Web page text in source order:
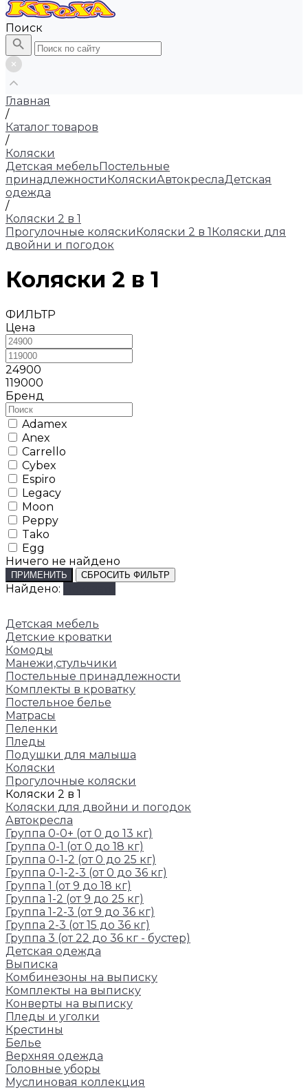
Поиск
Главная
/
Каталог товаров
/
Коляски
Детская мебельПостельные
принадлежностиКоляскиАвтокреслаДетская
одежда
/
Коляски 2 в 1
Прогулочные коляскиКоляски 2 в 1Коляски для
двойни и погодок
Коляски 2 в 1
ФИЛЬТР
Цена
24900
119000
Бренд
Adamex
Anex
Carrello
Cybex
Espiro
Legacy
Moon
Peppy
Tako
Egg
Ничего не найдено
ПРИМЕНИТЬ СБРОСИТЬ ФИЛЬТР
Найдено:
Детская мебель
Детские кроватки
Комоды
Манежи,стульчики
Постельные принадлежности
Комплекты в кроватку
Постельное белье
Матрасы
Пеленки
Пледы
Подушки для малыша
Коляски
Прогулочные коляски
Коляски 2 в 1
Коляски для двойни и погодок
Автокресла
Группа 0-0+ (от 0 до 13 кг)
Группа 0-1 (от 0 до 18 кг)
Группа 0-1-2 (от 0 до 25 кг)
Группа 0-1-2-3 (от 0 до 36 кг)
Группа 1 (от 9 до 18 кг)
Группа 1-2 (от 9 до 25 кг)
Группа 1-2-3 (от 9 до 36 кг)
Группа 2-3 (от 15 до 36 кг)
Группа 3 (от 22 до 36 кг - бустер)
Детская одежда
Выписка
Комбинезоны на выписку
Комплекты на выписку
Конверты на выписку
Пледы и уголки
Крестины
Белье
Верхняя одежда
Головные уборы
Муслиновая коллекция